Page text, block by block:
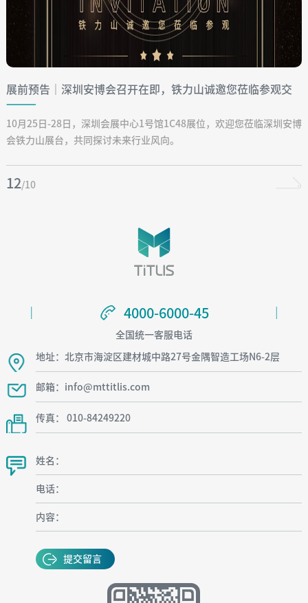
展前预告│深圳安博会召开在即，铁力山诚邀您莅临参观交
流
10月25日-28日，深圳会展中心1号馆1C48展位，欢迎您莅临深圳安博
会铁力山展台，共同探讨未来行业风向。
12/10
4000-6000-45
4000-6000-45
全国统一客服电话
地址：北京市海淀区建材城中路27号金隅智造工场N6-2层
邮箱：info@mttitlis.com
传真： 010-84249220
姓名：
电话：
内容：
提交留言